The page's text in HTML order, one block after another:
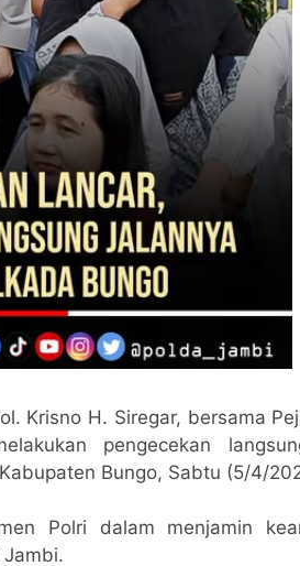
Krisno H. Siregar, bersama
pengecekan
Bungo, Sabtu (5/4/
Polri dalam menjamin